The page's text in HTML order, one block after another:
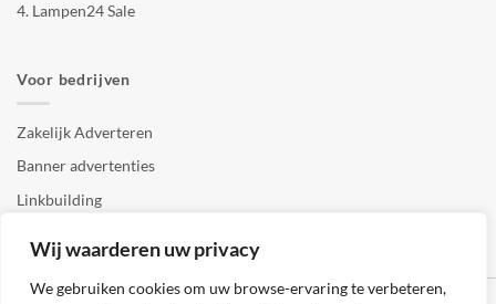
Wij waarderen uw privacy
We gebruiken cookies om uw browse-ervaring te verbeteren,
4. Lampen24 Sale
Voor bedrijven
Zakelijk Adverteren
Banner advertenties
Linkbuilding